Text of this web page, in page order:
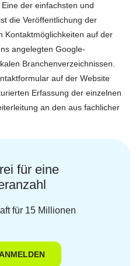
der einfachsten und
die Veröffentlichung der
Kontaktmöglichkeiten auf der
angelegten Google-
Branchenverzeichnissen.
auf der Website
Erfassung der einzelnen
an den aus fachlicher
für eine
für 15 Millionen